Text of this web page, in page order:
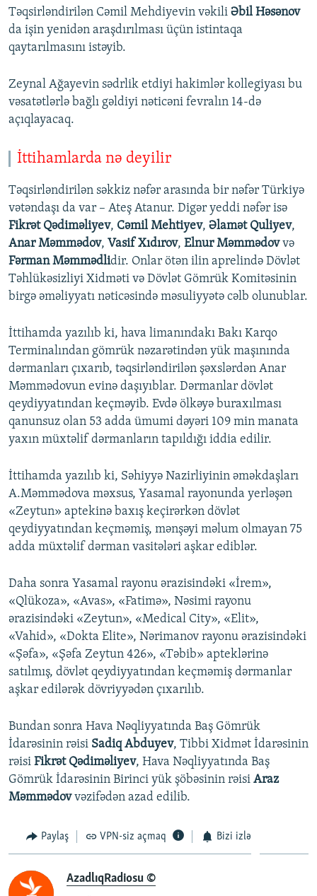
Təqsirləndirilən Cəmil Mehdiyevin vəkili Əbil Həsənov
da işin yenidən araşdırılması üçün istintaqa
qaytarılmasını istəyib.
Zeynal Ağayevin sədrlik etdiyi hakimlər kollegiyası bu
vəsatətlərlə bağlı gəldiyi nəticəni fevralın 14-də
açıqlayacaq.
İttihamlarda nə deyilir
Təqsirləndirilən səkkiz nəfər arasında bir nəfər Türkiyə
vətəndaşı da var – Ateş Atanur. Digər yeddi nəfər isə
Fikrət Qədiməliyev, Cəmil Mehtiyev, Əlamət Quliyev,
Anar Məmmədov, Vasif Xıdırov, Elnur Məmmədovvə
Fərman Məmmədlidir. Onlar ötən ilin aprelində Dövlət
Təhlükəsizliyi Xidməti və Dövlət Gömrük Komitəsinin
birgə əməliyyatı nəticəsində məsuliyyətə cəlb olunublar.
İttihamda yazılıb ki, hava limanındakı Bakı Karqo
Terminalından gömrük nəzarətindən yük maşınında
dərmanları çıxarıb, təqsirləndirilən şəxslərdən Anar
Məmmədovun evinə daşıyıblar. Dərmanlar dövlət
qeydiyyatından keçməyib. Evdə ölkəyə buraxılması
qanunsuz olan 53 adda ümumi dəyəri 109 min manata
yaxın müxtəlif dərmanların tapıldığı iddia edilir.
İttihamda yazılıb ki, Səhiyyə Nazirliyinin əməkdaşları
A.Məmmədova məxsus, Yasamal rayonunda yerləşən
«Zeytun» aptekinə baxış keçirərkən dövlət
qeydiyyatından keçməmiş, mənşəyi məlum olmayan 75
adda müxtəlif dərman vasitələri aşkar ediblər.
Daha sonra Yasamal rayonu ərazisindəki «İrem»,
«Qlükoza», «Avas», «Fatimə», Nəsimi rayonu
ərazisindəki «Zeytun», «Medical City», «Elit»,
«Vahid», «Dokta Elite», Nərimanov rayonu ərazisindəki
«Şəfa», «Şəfa Zeytun 426», «Təbib» apteklərinə
satılmış, dövlət qeydiyyatından keçməmiş dərmanlar
aşkar edilərək dövriyyədən çıxarılıb.
Bundan sonra Hava Nəqliyyatında Baş Gömrük
İdarəsinin rəisi Sadiq Abduyev, Tibbi Xidmət İdarəsinin
rəisi Fikrət Qədiməliyev, Hava Nəqliyyatında Baş
Gömrük İdarəsinin Birinci yük şöbəsinin rəisi Araz
Məmmədovvəzifədən azad edilib.
Paylaş VPN-siz açmaq Bizi izlə
AzadlıqRadiosu ©